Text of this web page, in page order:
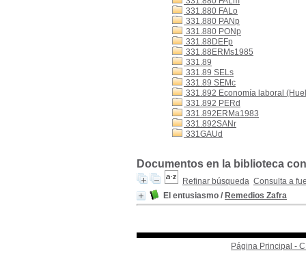
331.880 FALo
331.880 PANp
331.880 PONp
331.88DEFp
331.88ERMs1985
331.89
331.89 SELs
331.89 SEMc
331.892 Economía laboral
331.892 PERd
331.892ERMa1983
331.892SANr
331GAUd
Documentos en la biblioteca
Refinar búsqueda Consulta a
El entusiasmo / Remedios Zafra
Página Principal -